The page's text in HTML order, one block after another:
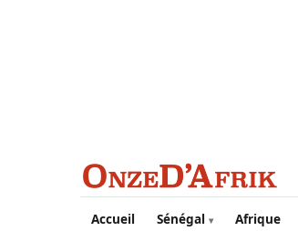
Aller au contenu principal
Accueil Sénégal Afrique